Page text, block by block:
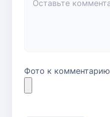
Фото к комментарию